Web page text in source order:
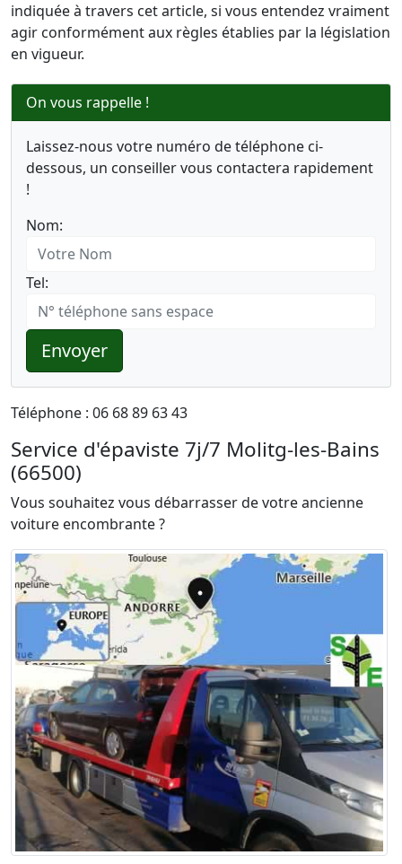
indiquée à travers cet article, si vous entendez vraiment
agir conformément aux règles établies par la législation
en vigueur.
On vous rappelle !
Laissez-nous votre numéro de téléphone ci-
dessous, un conseiller vous contactera rapidement
!
Nom:
Tel:
Envoyer
Téléphone : 06 68 89 63 43
Service d'épaviste 7j/7 Molitg-les-Bains
(66500)
Vous souhaitez vous débarrasser de votre ancienne
voiture encombrante ?